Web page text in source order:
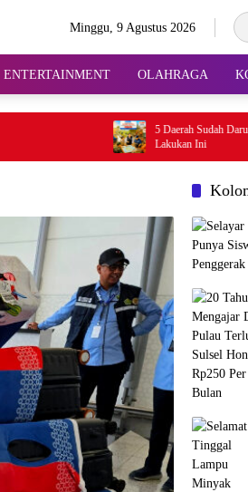
Minggu, 9 Agustus 2026
ENTERTAINMENT OLAHRAGA
5 Daerah Sudah Darurat
Lakukan Ini